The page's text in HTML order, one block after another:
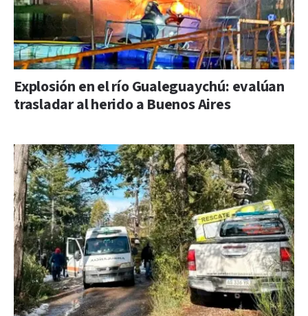
Explosión en el río Gualeguaychú: evalúan
trasladar al herido a Buenos Aires